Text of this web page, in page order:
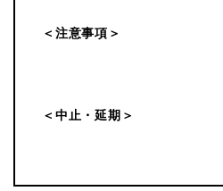
＜注意事項＞
＜中止・延期＞